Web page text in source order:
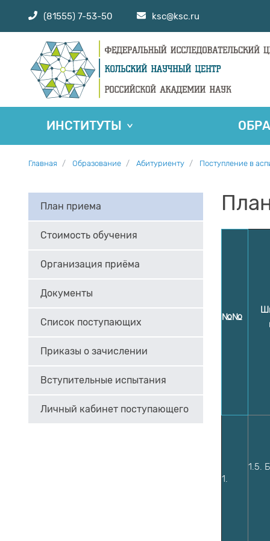
(81555) 7-53-50 ksc@ksc.ru
ИНСТИТУТЫ
Главная Образование Абитуриенту Поступление в
План приема
Стоимость обучения
Организация приёма
Документы
Список поступающих
Приказы о зачислении
Вступительные испытания
Личный кабинет поступающего
№№
1.
1.5.